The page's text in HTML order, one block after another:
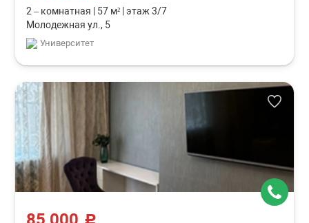
2 – комнатная 57 м² этаж 3/7
Молодежная ул., 5
Университет
c